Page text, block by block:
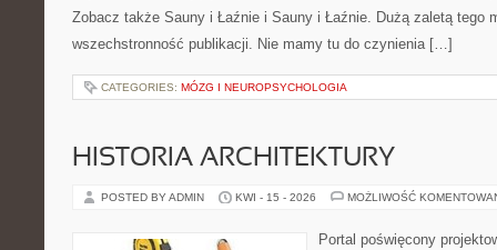
Zobacz także Sauny i Łaźnie i Sauny i Łaźnie. Dużą zaletą tego
wszechstronność publikacji. Nie mamy tu do czynienia […]
CATEGORIES: MÓZG I NEUROPSYCHOLOGIA
HISTORIA ARCHITEKTURY
POSTED BY ADMIN KWI - 15 - 2026 MOŻLIWOŚĆ
Portal poświęcony